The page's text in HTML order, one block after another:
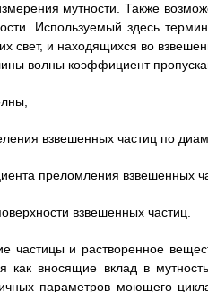
мутности. Также
Используемый здесь
свет, и находящихся во
волны коэффициент
взвешенных частиц по
преломления взвешенных
взвешенных частиц.
частицы и растворенное
как вносящие вклад в
параметров моющего